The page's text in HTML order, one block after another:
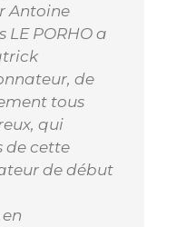
Antoine
LE PORHO a
de
tous
qui
de cette
de début